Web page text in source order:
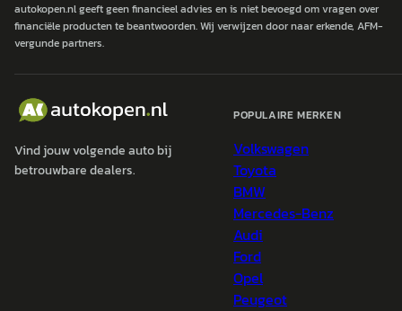
autokopen.nl geeft geen financieel advies en is niet bevoegd om vragen over
financiële producten te beantwoorden. Wij verwijzen door naar erkende, AFM-
vergunde partners.
Vind jouw volgende auto bij
betrouwbare dealers.
POPULAIRE MERKEN
Volkswagen
Toyota
BMW
Mercedes-Benz
Audi
Ford
Opel
Peugeot